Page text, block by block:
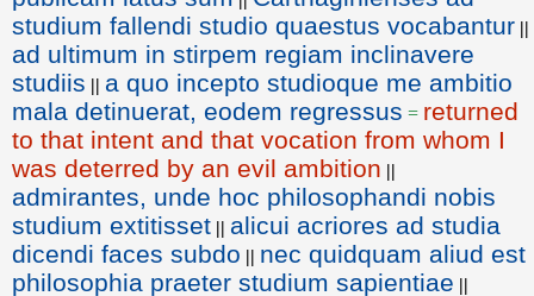
studium fallendi studio quaestus vocabantur ||
ad ultimum in stirpem regiam inclinavere
studiis || a quo incepto studioque me ambitio
mala detinuerat, eodem regressus = returned
to that intent and that vocation from whom I
was deterred by an evil ambition ||
admirantes, unde hoc philosophandi nobis
studium extitisset || alicui acriores ad studia
dicendi faces subdo || nec quidquam aliud est
philosophia praeter studium sapientiae ||